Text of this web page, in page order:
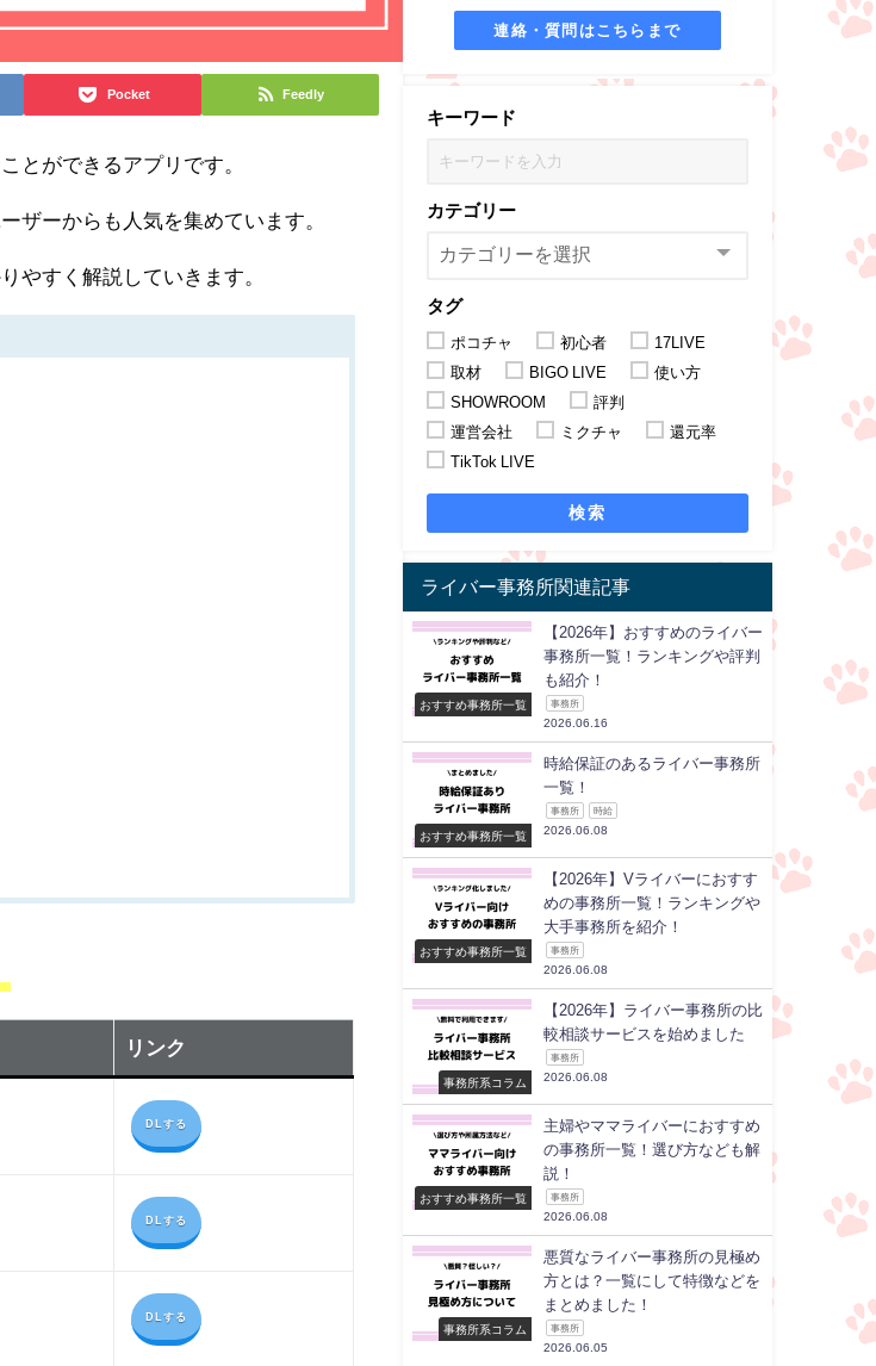
Pocket Feedly
とができるアプリです。
ザーからも人気を集めています。
やすく解説していきます。
リンク
DLする
DLする
DLする
連絡・質問はこちらまで
キーワード
カテゴリー
タグ
ポコチャ 初心者
17LIVE
取材
BIGO LIVE
使い方
SHOWROOM
評判
運営会社
ミクチャ
還元率
TikTok LIVE
検索
ライバー事務所関連記事
おすすめ事務所一覧
【2026年】おすすめのライバー
事務所一覧！ランキングや評判
も紹介！
事務所
2026.06.16
おすすめ事務所一覧
時給保証のあるライバー事務所
一覧！
事務所 時給
2026.06.08
おすすめ事務所一覧
【2026年】Vライバーにおすす
めの事務所一覧！ランキングや
大手事務所を紹介！
事務所
2026.06.08
事務所系コラム
【2026年】ライバー事務所の比
較相談サービスを始めました
事務所
2026.06.08
おすすめ事務所一覧
主婦やママライバーにおすすめ
の事務所一覧！選び方なども解
説！
事務所
2026.06.08
事務所系コラム
悪質なライバー事務所の見極め
方とは？一覧にして特徴などを
まとめました！
事務所
2026.06.05